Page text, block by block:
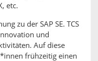
etc.
zu der SAP SE. TCS
und
Auf diese
frühzeitig einen